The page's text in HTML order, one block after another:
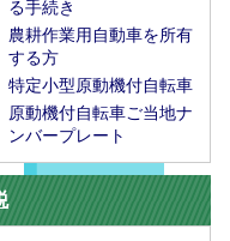
る手続き
農耕作業用自動車を所有
する方
特定小型原動機付自転車
原動機付自転車ご当地ナ
ンバープレート